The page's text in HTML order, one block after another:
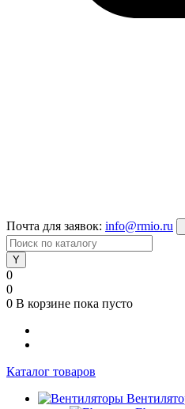
Почта для заявок: info@rmio.ru
0
0
0 В корзине пока пусто
Каталог товаров